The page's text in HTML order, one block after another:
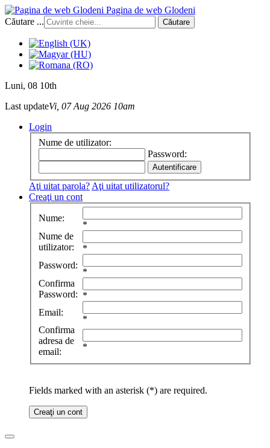
Pagina de web Glodeni
Căutare ...
Căutare
Luni, 08 10th
Last updateVi, 07 Aug 2026 10am
Login
Nume de utilizator:
Password:
Aţi uitat parola? Aţi uitat utilizatorul?
Creaţi un cont
Nume:
*
Nume de
utilizator:
*
Password:
*
Confirma
Password: *
Email:
*
Confirma
adresa de
email:
*
Fields marked with an asterisk (*) are required.
Creaţi un cont